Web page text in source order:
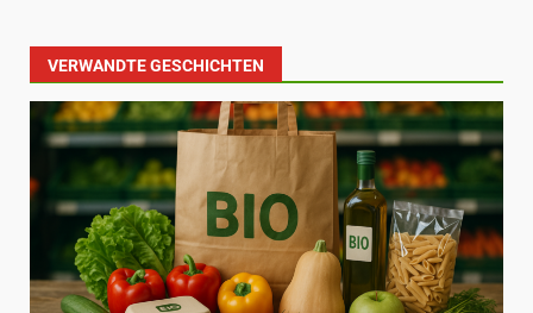
VERWANDTE GESCHICHTEN